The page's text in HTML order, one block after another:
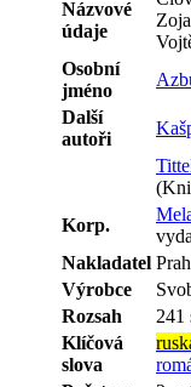
Názvové
údaje
Osobní
jméno
Další
autoři
Korp.
Nakladatel
Výrobce
Rozsah
241
Klíčová
slova